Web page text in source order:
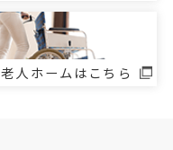
老人ホームはこちら